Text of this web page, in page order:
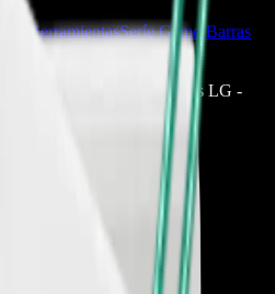
HerramientasSeríe GamerBarras
Cajón Para Refrigeradores LG -